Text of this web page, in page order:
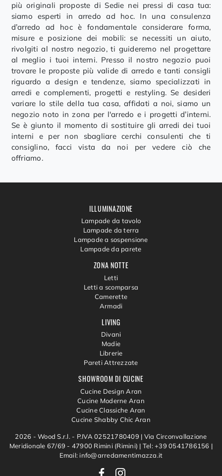
più originali proposte di Sedie nei pressi di casa tua:
siamo esperti in arredo ad hoc. In una consulenza
d’arredo ad hoc è fondamentale considerare forma,
misure e posizione dei mobili: se necessiti un aiuto,
rivolgiti al nostro negozio, ti guideremo nel progettare
al meglio i tuoi interni. Presso il nostro negozio puoi
trovare le proposte più valide di arredo e tanti consigli
riguardo a design e tendenze, siamo specializzati in
arredi e complementi, progetti e restyling. Se desideri
variare lo stile della tua casa, affidati a noi, siamo un
negozio noto in zona per l'arredo e i progetti d’interni.
Se è giunto il momento di sostituire gli arredi dei tuoi
interni e per non sbagliare cerchi consulenti che ti
consiglino, facci vista da noi per vedere ciò che
offriamo.
SHOWROOM DI CUCINE
Cucine Design Aran
Cucine Moderne Aran
Cucine Classiche Aran
Cucine Shabby Chic Aran
LIVING
Divani
Madie
Librerie
Pareti Attrezzate
ZONA NOTTE
Letti
Letti a scomparsa
Camerette
Armadi
ILLUMINAZIONE
Lampade da tavolo
Lampade da terra
Lampade a sospensione
Lampade da parete
2026 - Wood S.r.l. - P.IVA 02521780409 | Via Circonvallazione
Meridionale 67/69 - 47900 Rimini (Rimini) | Tel: +39 0541786156 |
Email: info@arredamentimazza.it